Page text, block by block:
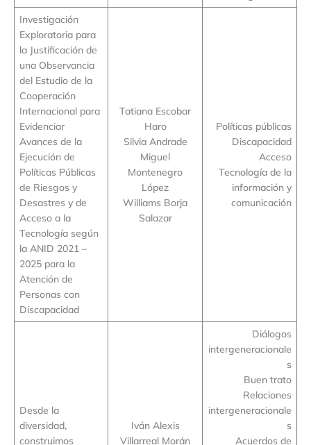
Investigación
Exploratoria para
la Justificación de
una Observancia
del Estudio de la
Cooperación
Internacional para
Evidenciar
Avances de la
Ejecución de
Políticas Públicas
de Riesgos y
Desastres y de
Acceso a la
Tecnología según
la ANID 2021 –
2025 para la
Atención de
Personas con
Discapacidad
Tatiana Escobar
Haro
Silvia Andrade
Miguel
Montenegro
López
Williams Borja
Salazar
Políticas públicas
Discapacidad
Acceso
Tecnología de la
información y
comunicación
Desde la
diversidad,
construimos
Iván Alexis
Villarreal Morán
Diálogos
intergeneracionale
s
Buen trato
Relaciones
intergeneracionale
s
Acuerdos de